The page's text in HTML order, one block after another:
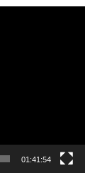
01:41:54